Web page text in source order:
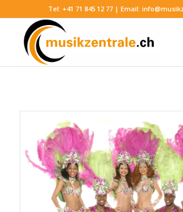
Tel:+41 71 845 12 77 | Email: